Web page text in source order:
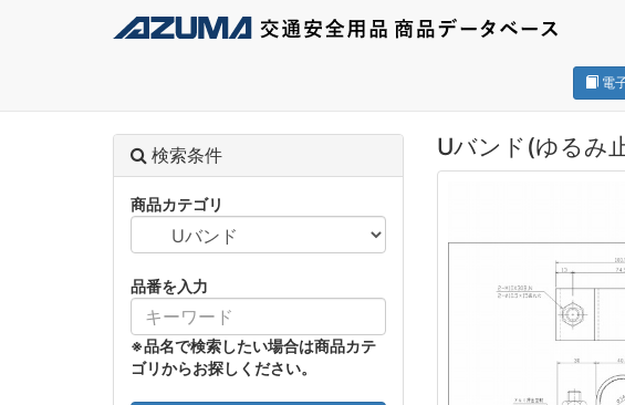
電
Uバンド(ゆるみ
検索条件
商品カテゴリ
品番を入力
※品名で検索したい場合は商品カテ
ゴリからお探しください。